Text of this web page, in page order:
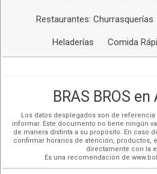
Restaurantes: Churrasquerías
Heladerías Comida
BRAS BROS
Los datos desplegados son de
informar. Este documento no tiene ningún
de manera distinta a su propósito. En caso
confirmar horarios de atención, productos,
directamente con la
Es una recomendación de